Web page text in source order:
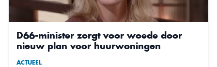
D66-minister zorgt voor woede door
nieuw plan voor huurwoningen
ACTUEEL